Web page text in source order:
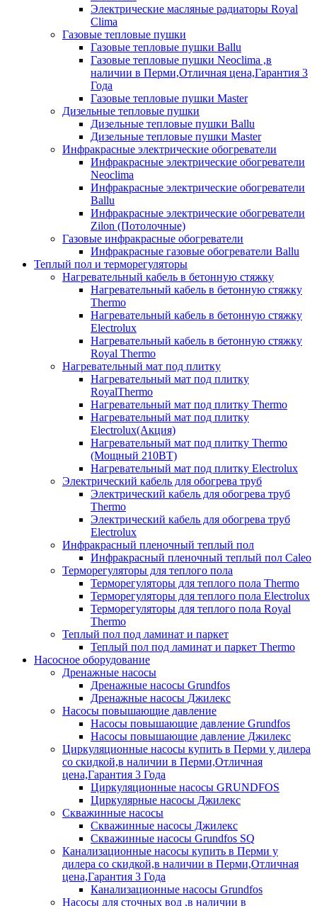
Электрические масляные радиаторы Royal
Clima
Газовые тепловые пушки
Газовые тепловые пушки Ballu
Газовые тепловые пушки Neoclima ,в
наличии в Перми,Отличная цена,Гарантия 3
Года
Газовые тепловые пушки Master
Дизельные тепловые пушки
Дизельные тепловые пушки Ballu
Дизельные тепловые пушки Master
Инфракрасные электрические обогреватели
Инфракрасные электрические обогреватели
Neoclima
Инфракрасные электрические обогреватели
Ballu
Инфракрасные электрические обогреватели
Zilon (Потолочные)
Газовые инфракрасные обогреватели
Инфракрасные газовые обогреватели Ballu
Теплый пол и терморегуляторы
Нагревательный кабель в бетонную стяжку
Нагревательный кабель в бетонную стяжку
Thermo
Нагревательный кабель в бетонную стяжку
Electrolux
Нагревательный кабель в бетонную стяжку
Royal Thermo
Нагревательный мат под плитку
Нагревательный мат под плитку
RoyalThermo
Нагревательный мат под плитку Thermo
Нагревательный мат под плитку
Electrolux(Акция)
Нагревательный мат под плитку Thermo
(Мощный 210ВТ)
Нагревательный мат под плитку Electrolux
Электрический кабель для обогрева труб
Электрический кабель для обогрева труб
Thermo
Электрический кабель для обогрева труб
Electrolux
Инфракрасный пленочный теплый пол
Инфракрасный пленочный теплый пол Caleo
Терморегуляторы для теплого пола
Терморегуляторы для теплого пола Thermo
Терморегуляторы для теплого пола Electrolux
Терморегуляторы для теплого пола Royal
Thermo
Теплый пол под ламинат и паркет
Теплый пол под ламинат и паркет Thermo
Насосное оборудование
Дренажные насосы
Дренажные насосы Grundfos
Дренажные насосы Джилекс
Насосы повышающие давление
Насосы повышающие давление Grundfos
Насосы повышающие давление Джилекс
Циркуляционные насосы купить в Перми у дилера
со скидкой,в наличии в Перми,Отличная
цена,Гарантия 3 Года
Циркуляционные насосы GRUNDFOS
Циркулярные насосы Джилекс
Скважинные насосы
Скважинные насосы Джилекс
Скважинные насосы Grundfos SQ
Канализационные насосы купить в Перми у
дилера со скидкой,в наличии в Перми,Отличная
цена,Гарантия 3 Года
Канализационные насосы Grundfos
Насосы для сточных вод ,в наличии в